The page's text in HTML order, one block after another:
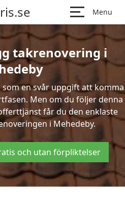
Menu
takrenovering i
en svår uppgift att komma
Men om du följer denna
får du den enklaste
i Mehedeby.
och utan förpliktelser